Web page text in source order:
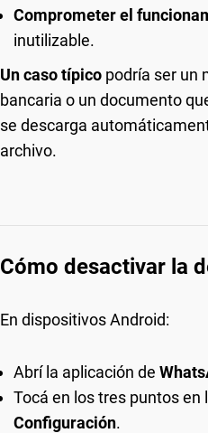
Comprometer el
inutilizable.
Un caso típico podría ser un
bancaria o un documento
se descarga
archivo.
Cómo desactivar la
En dispositivos Android:
Abrí la aplicación de
Tocá en los tres puntos en
Configuración.